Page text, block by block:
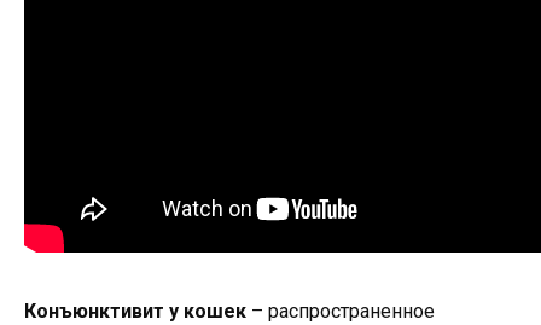
Конъюнктивит у кошек – распространенное